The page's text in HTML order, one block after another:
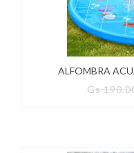
ALFOMBRA
Gs